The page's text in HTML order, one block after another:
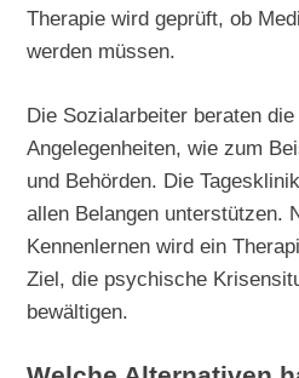
Therapie wird geprüft, ob
werden müssen.
Die Sozialarbeiter beraten
Angelegenheiten, wie zum
und Behörden. Die
allen Belangen unterstützen.
Kennenlernen wird ein
Ziel, die psychische
bewältigen.